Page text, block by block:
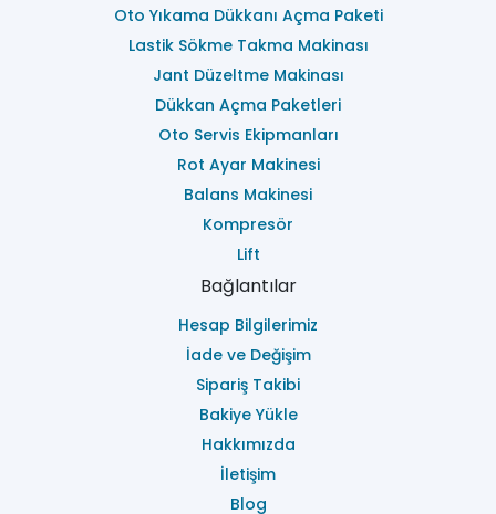
Oto Yıkama Dükkanı Açma Paketi
Lastik Sökme Takma Makinası
Jant Düzeltme Makinası
Dükkan Açma Paketleri
Oto Servis Ekipmanları
Rot Ayar Makinesi
Balans Makinesi
Kompresör
Lift
Bağlantılar
Hesap Bilgilerimiz
İade ve Değişim
Sipariş Takibi
Bakiye Yükle
Hakkımızda
İletişim
Blog